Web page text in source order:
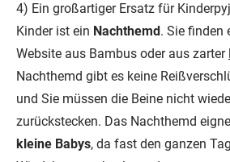
4) Ein großartiger Ersatz für
Kinder ist ein Nachthemd . Sie finden
Website aus Bambus oder aus zarter
Nachthemd gibt es keine
und Sie müssen die Beine nicht
zurückstecken. Das Nachthemd
kleine Babys, da fast den ganzen